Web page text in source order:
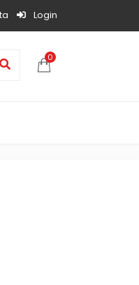
Login
0